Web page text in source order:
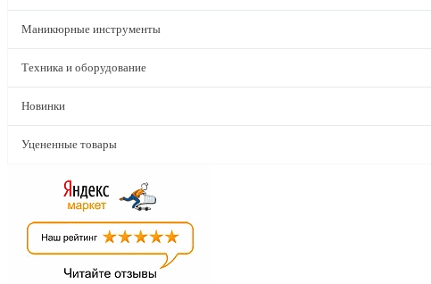
Маникюрные инструменты
Техника и оборудование
Новинки
Уцененные товары